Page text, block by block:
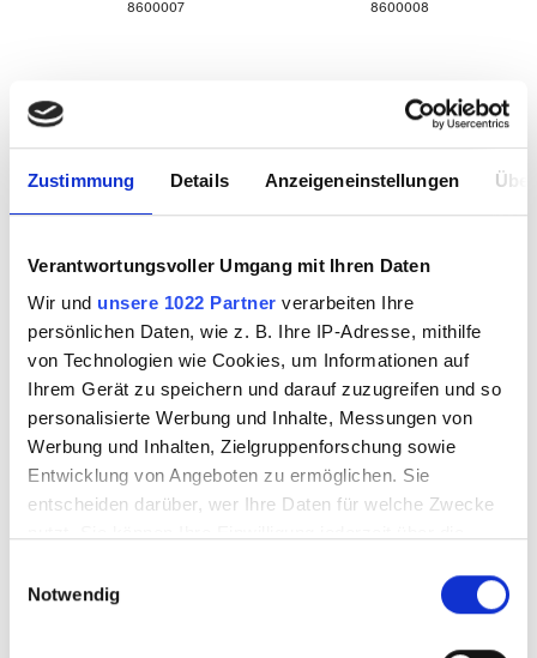
Zustimmung Details Anzeigeneinstellungen
Verantwortungsvoller Umgang mit Ihren Daten
Wir und unsere 1022 Partner verarbeiten Ihre
persönlichen Daten, wie z. B. Ihre IP-Adresse, mithilfe
von Technologien wie Cookies, um Informationen auf
Ihrem Gerät zu speichern und darauf zuzugreifen und so
personalisierte Werbung und Inhalte, Messungen von
Werbung und Inhalten, Zielgruppenforschung sowie
Entwicklung von Angeboten zu ermöglichen. Sie
entscheiden darüber, wer Ihre Daten für welche Zwecke
Trigger Symbol ändern oder widerrufen
Notwendig
8600007 8600008
Glass jewel 6mm
dark red
Glass jewel 6mm